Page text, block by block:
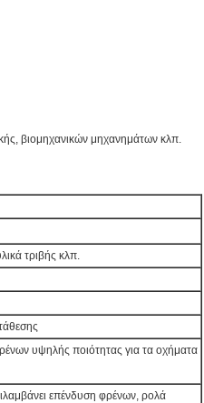
βιομηχανικών μηχανημάτων κλπ.
τριβής κλπ.
υψηλής ποιότητας για τα οχήματα
επένδυση φρένων, ρολά